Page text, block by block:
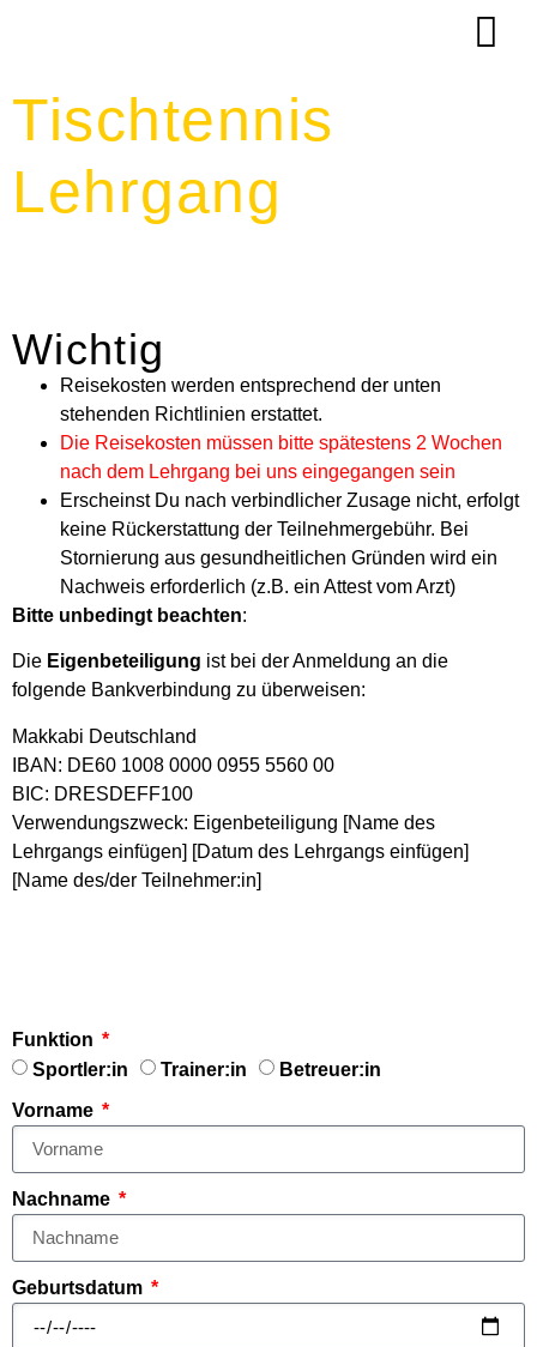
Tischtennis
Lehrgang
Wichtig
Reisekosten werden entsprechend der unten
stehenden Richtlinien erstattet.
Die Reisekosten müssen bitte spätestens 2 Wochen
nach dem Lehrgang bei uns eingegangen sein
Erscheinst Du nach verbindlicher Zusage nicht, erfolgt
keine Rückerstattung der Teilnehmergebühr. Bei
Stornierung aus gesundheitlichen Gründen wird ein
Nachweis erforderlich (z.B. ein Attest vom Arzt)
Bitte unbedingt beachten:
Die Eigenbeteiligung ist bei der Anmeldung an die
folgende Bankverbindung zu überweisen:
Makkabi Deutschland
IBAN: DE60 1008 0000 0955 5560 00
BIC: DRESDEFF100
Verwendungszweck: Eigenbeteiligung [Name des
Lehrgangs einfügen] [Datum des Lehrgangs einfügen]
[Name des/der Teilnehmer:in]
Funktion
Sportler:in
Trainer:in
Betreuer:in
Vorname
Nachname
Geburtsdatum